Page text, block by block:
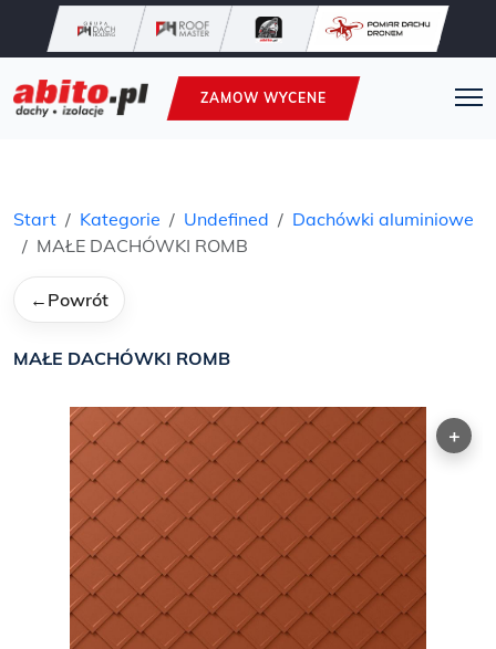
ZAMOW WYCENE
Start Kategorie Undefined
Dachówki aluminiowe
MAŁE DACHÓWKI ROMB
← Powrót
MAŁE DACHÓWKI ROMB
+